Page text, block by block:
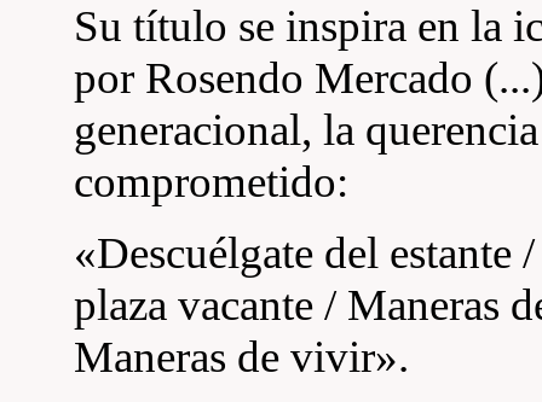
Su título se inspira en la
por Rosendo Mercado
generacional, la
comprometido:
«Descuélgate del estante
plaza vacante / Maneras
Maneras de vivir».